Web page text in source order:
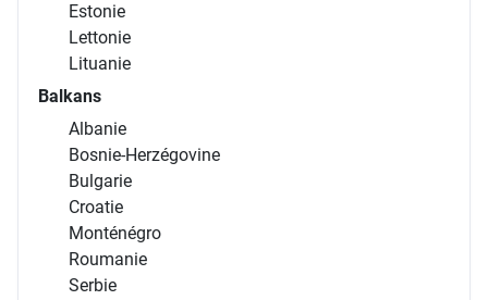
Estonie
Lettonie
Lituanie
Balkans
Albanie
Bosnie-Herzégovine
Bulgarie
Croatie
Monténégro
Roumanie
Serbie